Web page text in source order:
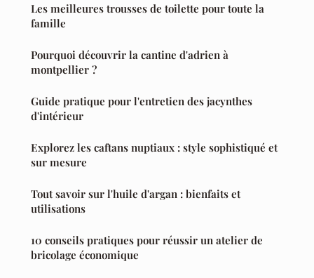
Les meilleures trousses de toilette pour toute la
famille
Pourquoi découvrir la cantine d'adrien à
montpellier ?
Guide pratique pour l'entretien des jacynthes
d'intérieur
Explorez les caftans nuptiaux : style sophistiqué et
sur mesure
Tout savoir sur l'huile d'argan : bienfaits et
utilisations
10 conseils pratiques pour réussir un atelier de
bricolage économique